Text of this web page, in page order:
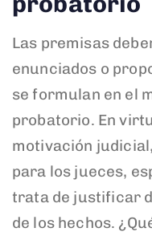
Las premisas
enunciados o
se formulan en el
probatorio. En
motivación
para los jueces,
trata de justificar
de los hechos.